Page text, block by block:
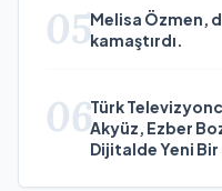
05Melisa Özmen,
kamaştırdı.
06Türk
Akyüz, Ezber
Dijitalde Yeni Bir